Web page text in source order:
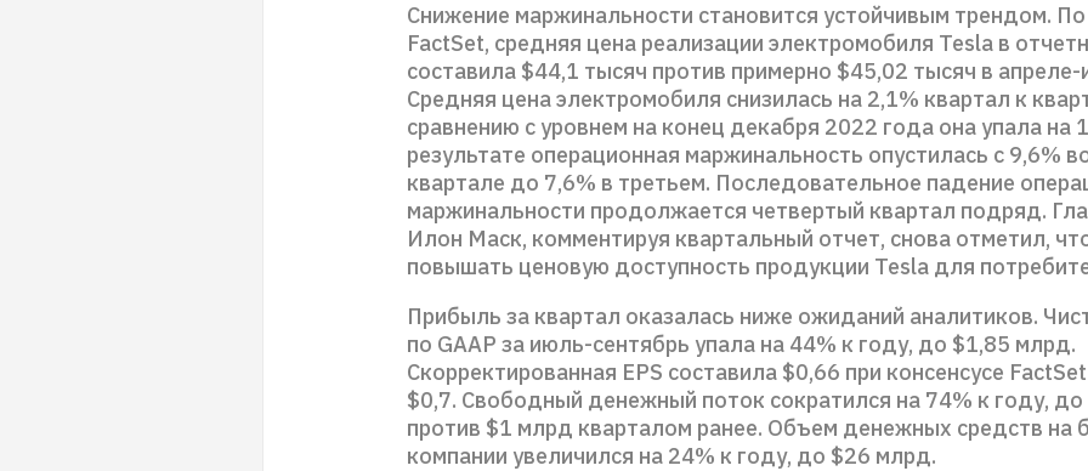
Снижение маржинальности становится устойчивым трендом.
FactSet, средняя цена реализации электромобиля Tesla в
составила $44,1 тысяч против примерно $45,02 тысяч в апреле-
Средняя цена электромобиля снизилась на 2,1% квартал к
сравнению с уровнем на конец декабря 2022 года она упала на
результате операционная маржинальность опустилась с 9,6%
квартале до 7,6% в третьем. Последовательное падение
маржинальности продолжается четвертый квартал подряд.
Илон Маск, комментируя квартальный отчет, снова отметил,
повышать ценовую доступность продукции Tesla для
Прибыль за квартал оказалась ниже ожиданий аналитиков.
по GAAP за июль-сентябрь упала на 44% к году, до $1,85 млрд.
Скорректированная EPS составила $0,66 при консенсусе
$0,7. Свободный денежный поток сократился на 74% к году,
против $1 млрд кварталом ранее. Объем денежных средств на
компании увеличился на 24% к году, до $26 млрд.